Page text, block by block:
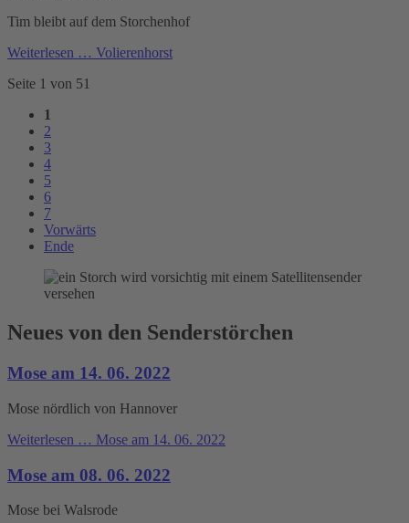
Tim bleibt auf dem Storchenhof
Weiterlesen … Volierenhorst
Seite 1 von 51
1
2
3
4
5
6
7
Vorwärts
Ende
Neues von den Senderstörchen
Mose am 14. 06. 2022
Mose nördlich von Hannover
Weiterlesen … Mose am 14. 06. 2022
Mose am 08. 06. 2022
Mose bei Walsrode